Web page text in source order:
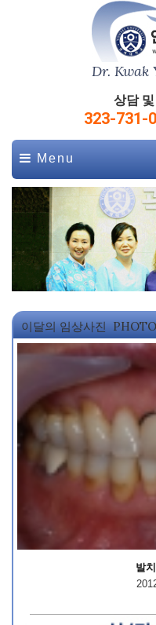
Dr. Kwak
상담
323-731-
Menu
이달의 임상사진
발